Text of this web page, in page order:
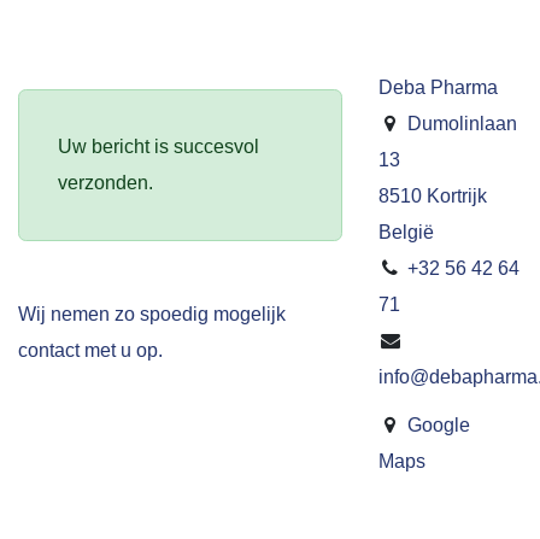
Uw bericht is succesvol
verzonden.
Wij nemen zo spoedig mogelijk
contact met u op.
Deba Pharma
Dumolinlaan
13
8510 Kortrijk
België
+32 56 42 64
71
Google
Maps